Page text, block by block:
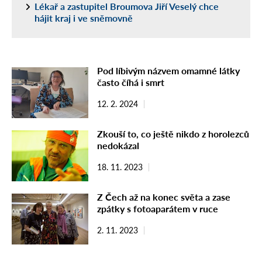
Lékař a zastupitel Broumova Jiří Veselý chce
hájit kraj i ve sněmovně
Pod líbivým názvem omamné látky
často číhá i smrt
12. 2. 2024
Zkouší to, co ještě nikdo z horolezců
nedokázal
18. 11. 2023
Z Čech až na konec světa a zase
zpátky s fotoaparátem v ruce
2. 11. 2023